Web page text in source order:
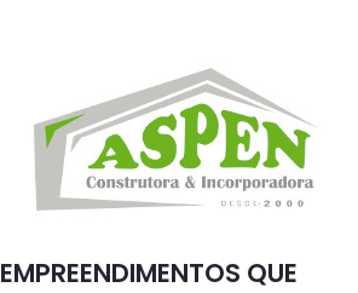
EMPREENDIMENTOS QUE